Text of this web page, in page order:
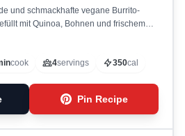
und schmackhafte vegane Burrito-
mit Quinoa, Bohnen und frischem
cook 4servings 350cal
Pin Recipe